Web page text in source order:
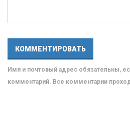
Имя и почтовый адрес обязательны,
комментарий. Все комментарии